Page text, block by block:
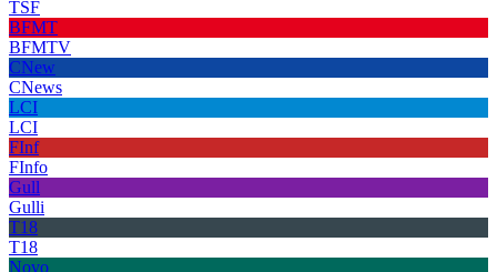
TSF
BFMT
BFMTV
CNew
CNews
LCI
LCI
FInf
FInfo
Gull
Gulli
T18
T18
Novo